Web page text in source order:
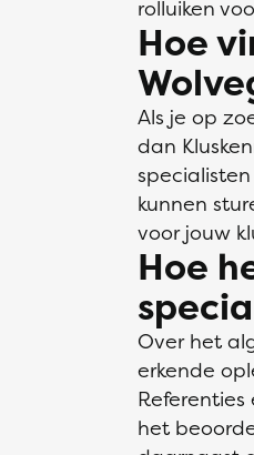
rolluiken
Hoe
Als je op
dan
kunnen
voor jouw
Hoe
Over het
erkende
het